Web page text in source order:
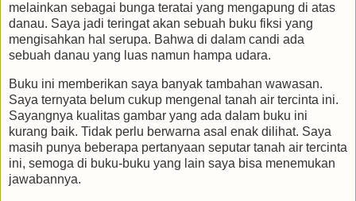
melainkan sebagai bunga teratai yang mengapung di atas
danau. Saya jadi teringat akan sebuah buku fiksi yang
mengisahkan hal serupa. Bahwa di dalam candi ada
sebuah danau yang luas namun hampa udara.
Buku ini memberikan saya banyak tambahan wawasan.
Saya ternyata belum cukup mengenal tanah air tercinta ini.
Sayangnya kualitas gambar yang ada dalam buku ini
kurang baik. Tidak perlu berwarna asal enak dilihat. Saya
masih punya beberapa pertanyaan seputar tanah air tercinta
ini, semoga di buku-buku yang lain saya bisa menemukan
jawabannya.